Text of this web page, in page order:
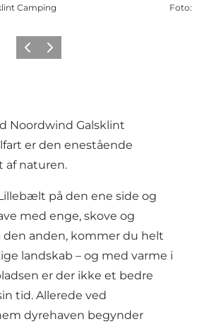
Camping Foto:
ForrigeNæste
Noordwind Galsklint
er den enestående
af naturen.
på den ene side og
med enge, skove og
den anden, kommer du helt
landskab – og med varme i
er der ikke et bedre
tid. Allerede ved
dyrehaven begynder